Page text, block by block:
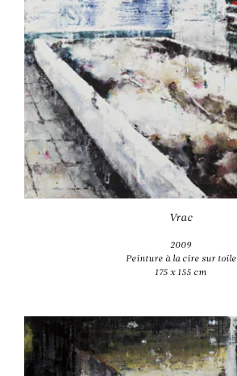
Vrac
2009
Peinture à la cire sur toile
175 x 155 cm